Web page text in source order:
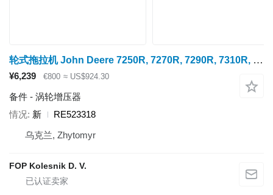
轮式拖拉机 John Deere 7250R, 7270R, 7290R, 7310R, 8120, 8220, 8320, 8420, 8520, 8225R, 8235R, 8245R, 8260R, 8225 , 8245, 8270, 8295 , 8320, 8345, 8335 i dr. 的 涡轮增压器 John Deere 6090 RE523318
¥6,239 €800 ≈ US$924.30
备件 - 涡轮增压器
情况 新
RE523318
乌克兰, Zhytomyr
FOP Kolesnik D. V.